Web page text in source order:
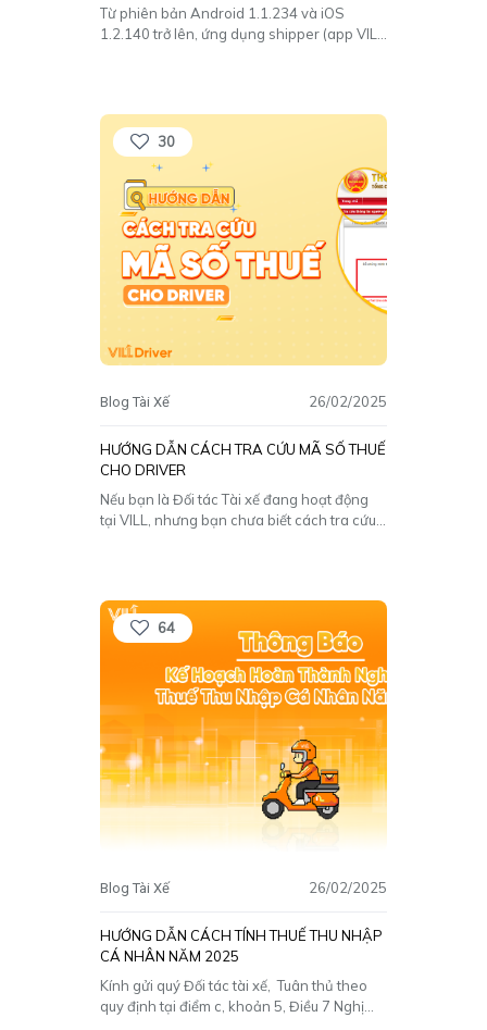
Từ phiên bản Android 1.1.234 và iOS
1.2.140 trở lên, ứng dụng shipper (app VILL
làm việc hiệu quả hơn với các tính[…]
30
Blog Tài Xế 26/02/2025
HƯỚNG DẪN CÁCH TRA CỨU MÃ SỐ THUẾ
CHO DRIVER
Nếu bạn là Đối tác Tài xế đang hoạt động
tại VILL, nhưng bạn chưa biết cách tra cứu
[…]
64
Blog Tài Xế 26/02/2025
HƯỚNG DẪN CÁCH TÍNH THUẾ THU NHẬP
CÁ NHÂN NĂM 2025
Kính gửi quý Đối tác tài xế, Tuân thủ theo
quy định tại điểm c, khoản 5, Điều 7 Nghị